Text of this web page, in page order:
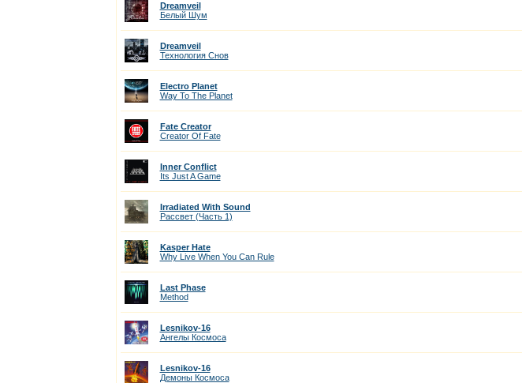
Dreamveil
Белый Шум
Dreamveil
Технология Снов
Electro Planet
Way To The Planet
Fate Creator
Creator Of Fate
Inner Conflict
Its Just A Game
Irradiated With Sound
Рассвет (Часть 1)
Kasper Hate
Why Live When You Can Rule
Last Phase
Method
Lesnikov-16
Ангелы Космоса
Lesnikov-16
Демоны Космоса